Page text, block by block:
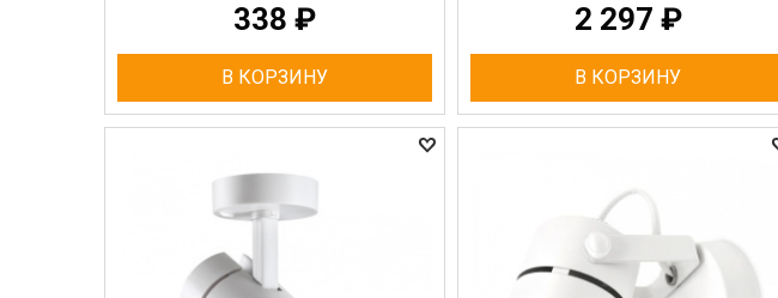
338 ₽
В КОРЗИНУ
2 297 ₽
В КОРЗИНУ